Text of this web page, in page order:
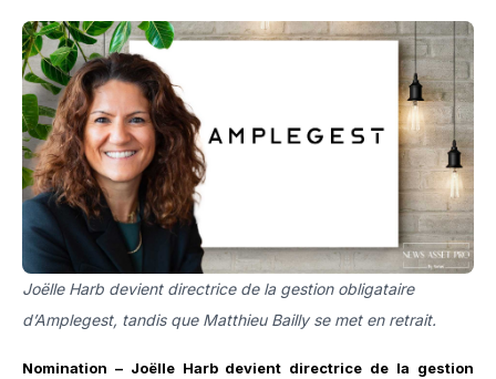
Joëlle Harb devient directrice de la gestion obligataire
d’Amplegest, tandis que Matthieu Bailly se met en retrait.
Nomination – Joëlle Harb devient directrice de la gestion